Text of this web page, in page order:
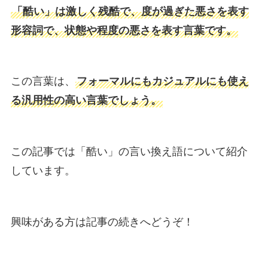
「酷い」は激しく残酷で、度が過ぎた悪さを表す
形容詞で、状態や程度の悪さを表す言葉です。
この言葉は、 フォーマルにもカジュアルにも使え
る汎用性の高い言葉でしょう。
この記事では「酷い」の言い換え語について紹介
しています。
興味がある方は記事の続きへどうぞ！